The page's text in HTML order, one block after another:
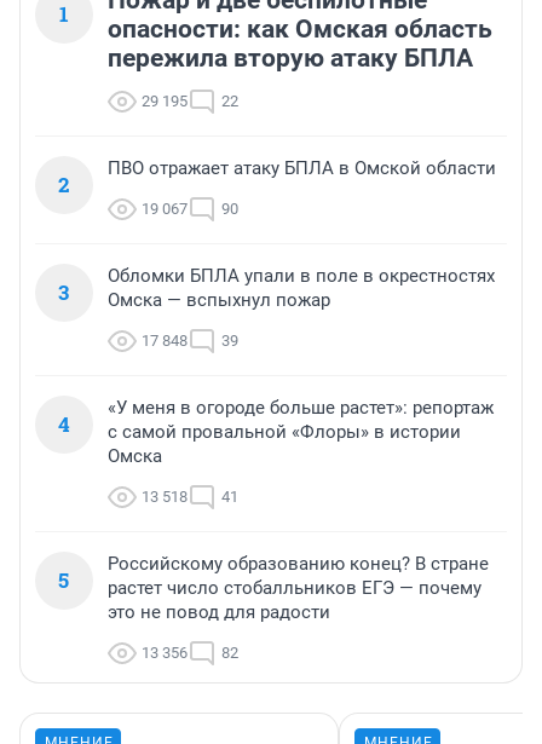
1
опасности: как Омская область
пережила вторую атаку БПЛА
29 195 22
2
ПВО отражает атаку БПЛА в Омской области
19 067 90
3
Обломки БПЛА упали в поле в окрестностях
Омска — вспыхнул пожар
17 848 39
4
«У меня в огороде больше растет»: репортаж
с самой провальной «Флоры» в истории
Омска
13 518 41
5
Российскому образованию конец? В стране
растет число стобалльников ЕГЭ — почему
это не повод для радости
13 356 82